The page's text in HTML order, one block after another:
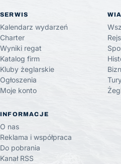
SERWIS
Kalendarz wydarzeń
Charter
Wyniki regat
Katalog firm
Kluby żeglarskie
Ogłoszenia
Moje konto
INFORMACJE
O nas
Reklama i współpraca
Do pobrania
Kanał RSS